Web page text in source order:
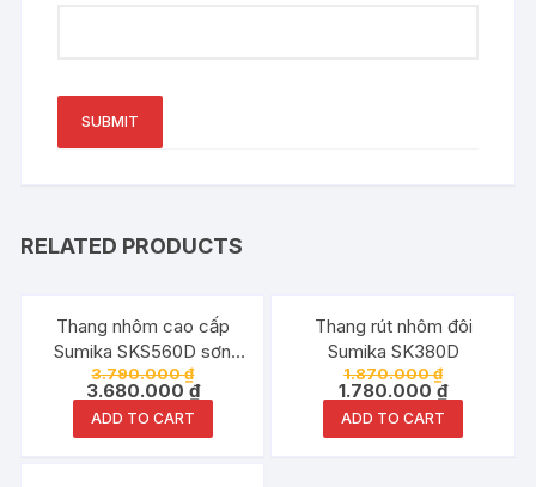
RELATED PRODUCTS
Đang ưu đãi!
Thang nhôm cao cấp
Sumika SKS560D sơn
tĩnh điện
3.790.000₫
3.680.000 ₫
ADD TO CART
Đang ưu đãi!
Thang rút nhôm đôi
Sumika SK380D
1.870.000₫
1.780.000₫
ADD TO CART